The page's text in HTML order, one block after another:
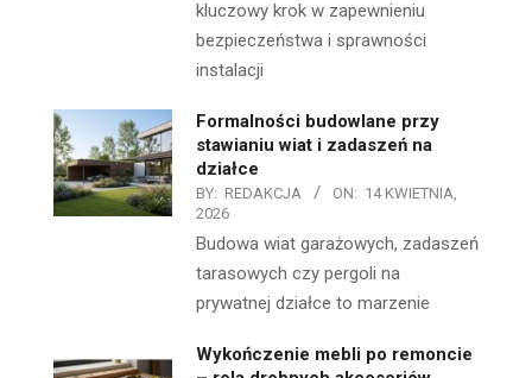
kluczowy krok w zapewnieniu
bezpieczeństwa i sprawności
instalacji
Formalności budowlane przy
stawianiu wiat i zadaszeń na
działce
BY: REDAKCJA ON: 14 KWIETNIA,
2026
Budowa wiat garażowych, zadaszeń
tarasowych czy pergoli na
prywatnej działce to marzenie
Wykończenie mebli po remoncie